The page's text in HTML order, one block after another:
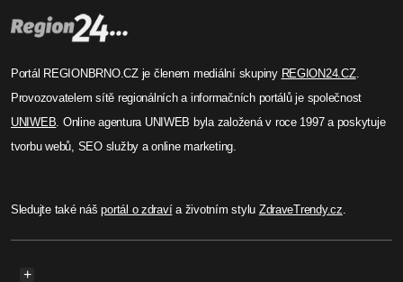
Portál REGIONBRNO.CZ je členem mediální skupiny REGION24.CZ.
Provozovatelem sítě regionálních a informačních portálů je společnost
UNIWEB. Online agentura UNIWEB byla založená v roce 1997 a poskytuje
tvorbu webů, SEO služby a online marketing.
Sledujte také nášportál o zdravía životním stylu ZdraveTrendy.cz.
+